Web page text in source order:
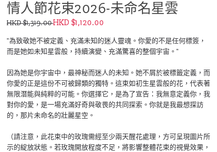
情人節花束2026-未命名星雲
HKD $1,319.00HKD $1,120.00
"為致敬她不被定義、充滿未知的迷人靈魂。你愛的不是任何標簽，
而是她如未知星雲般，持續演變、充滿驚喜的整個宇宙。"
因為她是你宇宙中，最神秘而迷人的未知。她不屑於被標籤定義，而
你愛的正是這份不可被歸類的獨特。這束如初生星雲般的花，代表著
無限潛能與純粹的可能。你選擇它，是為了宣告：我無意定義你，我
對你的愛，是一場充滿好奇與敬畏的共同探索。你就是我最想探訪
的，那片未命名的壯麗星空。
（請注意，此花束中的玫瑰需經至少兩天醒花處理，方可呈現圖片所
示的綻放狀態。若玫瑰開放程度不足，將影響整體花束的視覺效果，